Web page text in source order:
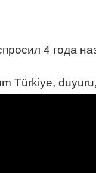
4 года
Türkiye,